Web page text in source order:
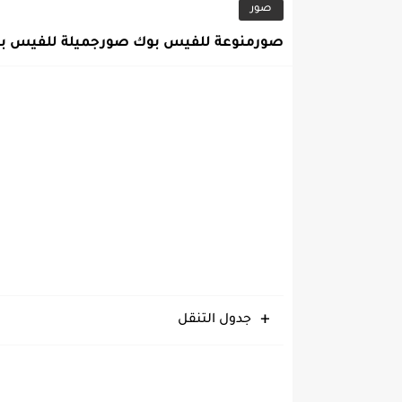
صور
صورمنوعة للفيس بوك صورجميلة للفيس بوك
جدول التنقل